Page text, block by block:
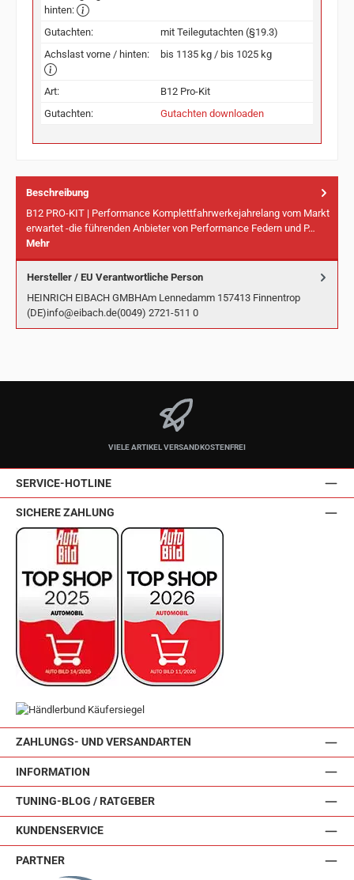
hinten:
Gutachten:
mit Teilegutachten (§19.3)
Achslast vorne / hinten:
bis 1135 kg / bis 1025 kg
Art:
B12 Pro-Kit
Gutachten:
Gutachten downloaden
Beschreibung
B12 PRO-KIT | Performance Komplettfahrwerkejahrelang vom Markt
erwartet -die führenden Anbieter von Performance Federn und P…
Mehr
Hersteller / EU Verantwortliche Person
HEINRICH EIBACH GMBHAm Lennedamm 157413 Finnentrop
(DE)info@eibach.de(0049) 2721-511 0
VIELE ARTIKEL VERSANDKOSTENFREI
SERVICE-HOTLINE
ZAHLUNGS- UND VERSANDARTEN
INFORMATION
TUNING-BLOG / RATGEBER
KUNDENSERVICE
SICHERE ZAHLUNG
PARTNER